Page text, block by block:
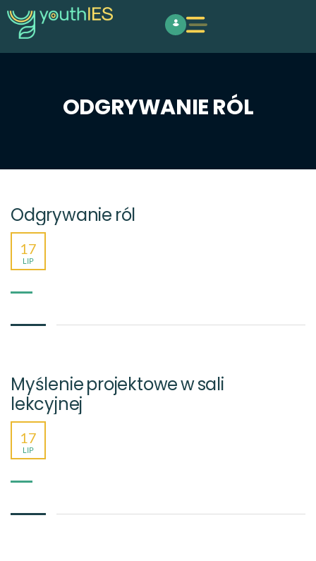
ODGRYWANIE RÓL
Odgrywanie ról
17
LIP
Myślenie projektowe w sali
lekcyjnej
17
LIP